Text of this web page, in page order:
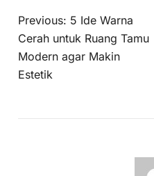
Previous: 5 Ide Warna
Cerah untuk Ruang Tamu
Modern agar Makin
Estetik